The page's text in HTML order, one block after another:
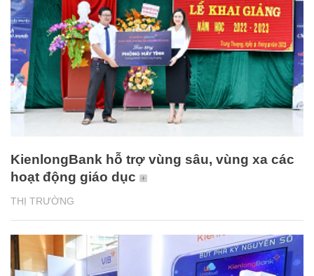
THỊ TRƯỜNG
KienlongBank hỗ trợ vùng sâu, vùng xa các
hoạt động giáo dục